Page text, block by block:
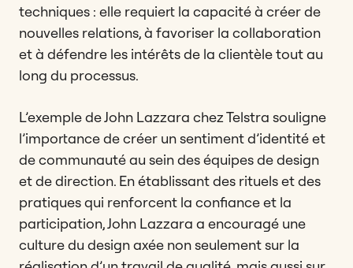
techniques : elle requiert la capacité à créer de
nouvelles relations, à favoriser la collaboration
et à défendre les intérêts de la clientèle tout au
long du processus.
L’exemple de John Lazzara chez Telstra souligne
l’importance de créer un sentiment d’identité et
de communauté au sein des équipes de design
et de direction. En établissant des rituels et des
pratiques qui renforcent la confiance et la
participation, John Lazzara a encouragé une
culture du design axée non seulement sur la